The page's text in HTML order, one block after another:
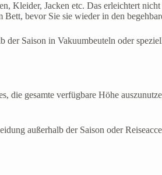
Kleider, Jacken etc. Das erleichtert
bevor Sie sie wieder in den
Saison in Vakuumbeuteln oder
die gesamte verfügbare Höhe
außerhalb der Saison oder